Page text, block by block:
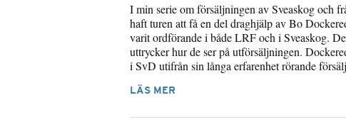
I min serie om försäljningen av Sveaskog och
haft turen att få en del draghjälp av Bo
varit ordförande i både LRF och i Sveaskog.
uttrycker hur de ser på utförsäljningen.
i SvD utifrån sin långa erfarenhet rörande
LÄS MER